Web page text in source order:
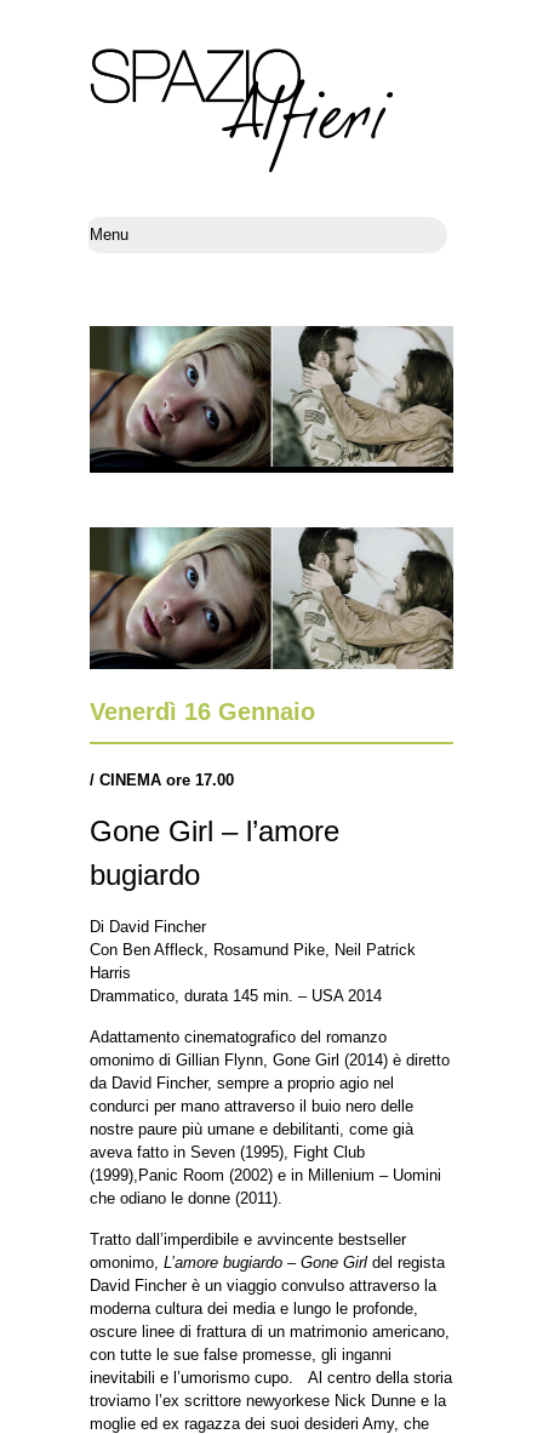
Venerdì 16 Gennaio
/ CINEMA ore 17.00
Gone Girl – l’amore
bugiardo
Di David Fincher
Con Ben Affleck, Rosamund Pike, Neil Patrick
Harris
Drammatico, durata 145 min. – USA 2014
Adattamento cinematografico del romanzo
omonimo di Gillian Flynn, Gone Girl (2014) è diretto
da David Fincher, sempre a proprio agio nel
condurci per mano attraverso il buio nero delle
nostre paure più umane e debilitanti, come già
aveva fatto in Seven (1995), Fight Club
(1999),Panic Room (2002) e in Millenium – Uomini
che odiano le donne (2011).
Tratto dall’imperdibile e avvincente bestseller
omonimo, L’amore bugiardo – Gone Girl del regista
David Fincher è un viaggio convulso attraverso la
moderna cultura dei media e lungo le profonde,
oscure linee di frattura di un matrimonio americano,
con tutte le sue false promesse, gli inganni
inevitabili e l’umorismo cupo. Al centro della storia
troviamo l’ex scrittore newyorkese Nick Dunne e la
moglie ed ex ragazza dei suoi desideri Amy, che